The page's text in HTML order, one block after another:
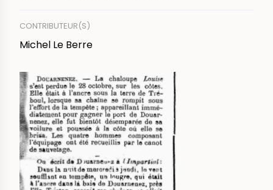
CONTRIBUTEUR(S)
Michel Le Berre
IMAGE